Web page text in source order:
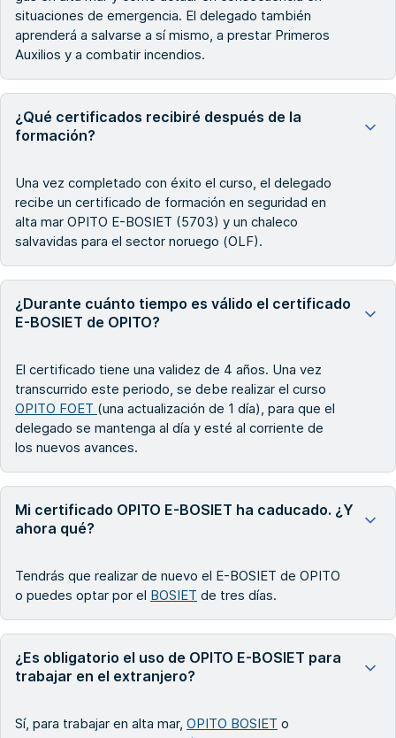
situaciones de emergencia. El delegado también
aprenderá a salvarse a sí mismo, a prestar Primeros
Auxilios y a combatir incendios.
¿Qué certificados recibiré después de la
formación?
Una vez completado con éxito el curso, el delegado
recibe un certificado de formación en seguridad en
alta mar OPITO E-BOSIET (5703) y un chaleco
salvavidas para el sector noruego (OLF).
¿Durante cuánto tiempo es válido el certificado
E-BOSIET de OPITO?
El certificado tiene una validez de 4 años. Una vez
transcurrido este periodo, se debe realizar el curso
OPITO FOET (una actualización de 1 día), para que el
delegado se mantenga al día y esté al corriente de
los nuevos avances.
Mi certificado OPITO E-BOSIET ha caducado. ¿Y
ahora qué?
Tendrás que realizar de nuevo el E-BOSIET de OPITO
o puedes optar por el BOSIET de tres días.
¿Es obligatorio el uso de OPITO E-BOSIET para
trabajar en el extranjero?
Sí, para trabajar en alta mar, OPITO BOSIET o